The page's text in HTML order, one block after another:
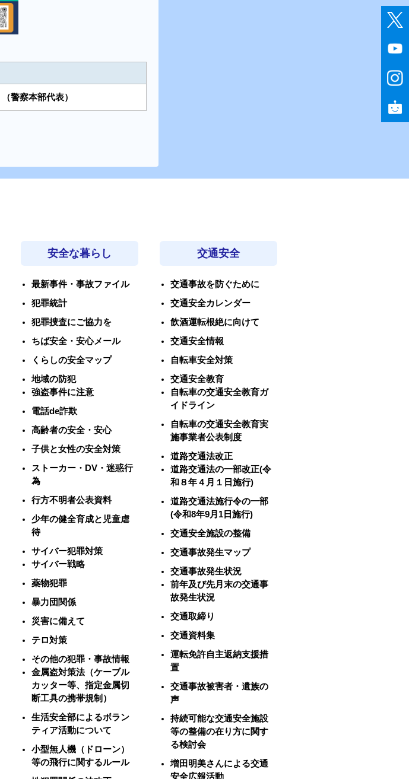
（警察本部代表）
安全な暮らし
最新事件・事故ファイル
犯罪統計
犯罪捜査にご協力を
ちば安全・安心メール
くらしの安全マップ
地域の防犯
強盗事件に注意
電話de詐欺
高齢者の安全・安心
子供と女性の安全対策
ストーカー・DV・迷惑行
為
行方不明者公表資料
少年の健全育成と児童虐
待
サイバー犯罪対策
サイバー戦略
薬物犯罪
暴力団関係
災害に備えて
テロ対策
その他の犯罪・事故情報
金属盗対策法（ケーブル
カッター等、指定金属切
断工具の携帯規制）
生活安全部によるボラン
ティア活動について
小型無人機（ドローン）
等の飛行に関するルール
交通安全
交通事故を防ぐために
交通安全カレンダー
飲酒運転根絶に向けて
交通安全情報
自転車安全対策
交通安全教育
自転車の交通安全教育ガ
イドライン
自転車の交通安全教育実
施事業者公表制度
道路交通法改正
道路交通法の一部改正(令
和８年４月１日施行)
道路交通法施行令の一部
(令和8年9月1日施行)
交通安全施設の整備
交通事故発生マップ
交通事故発生状況
前年及び先月末の交通事
故発生状況
交通取締り
交通資料集
運転免許自主返納支援措
置
交通事故被害者・遺族の
声
持続可能な交通安全施設
等の整備の在り方に関す
る検討会
増田明美さんによる交通
安全広報活動